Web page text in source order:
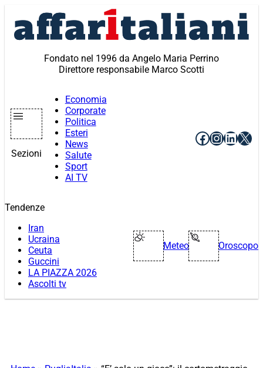
contenuto
Fondato nel 1996 da Angelo Maria Perrino
Direttore responsabile Marco Scotti
Sezioni
Economia
Corporate
Politica
Esteri
News
Salute
Sport
AI TV
Facebook
X
Tendenze
Iran
Ucraina
Ceuta
Guccini
LA PIAZZA 2026
Ascolti tv
Meteo Oroscopo